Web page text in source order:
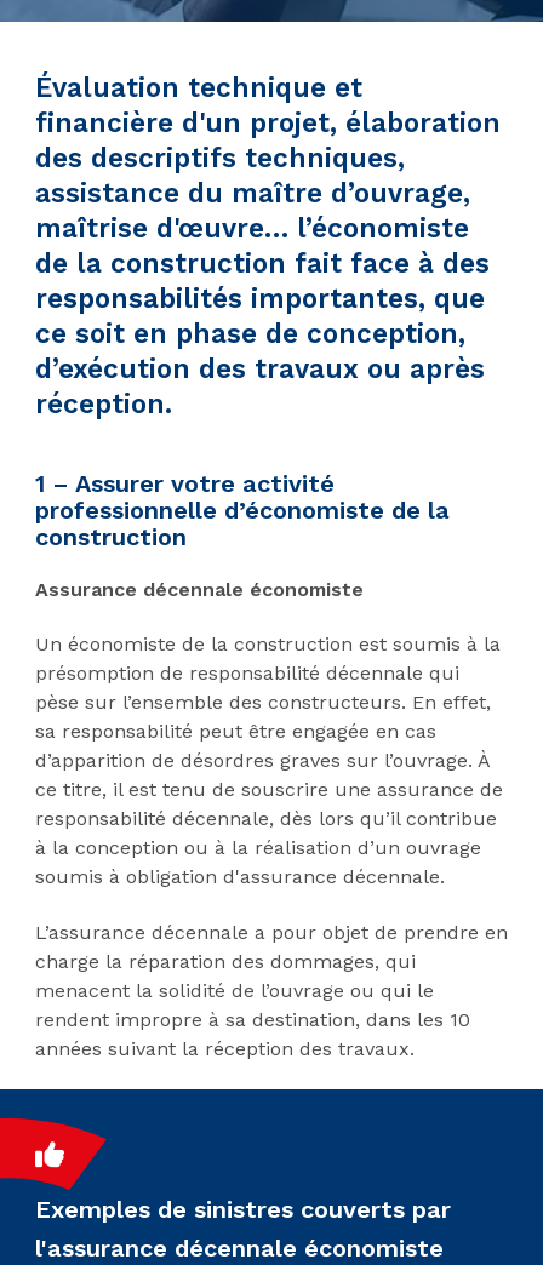
Évaluation technique et
financière d'un projet, élaboration
des descriptifs techniques,
assistance du maître d’ouvrage,
maîtrise d'œuvre… l’économiste
de la construction fait face à des
responsabilités importantes, que
ce soit en phase de conception,
d’exécution des travaux ou après
réception.
1 – Assurer votre activité
professionnelle d’économiste de la
construction
Assurance décennale économiste
Un économiste de la construction est soumis à la
présomption de responsabilité décennale qui
pèse sur l’ensemble des constructeurs. En effet,
sa responsabilité peut être engagée en cas
d’apparition de désordres graves sur l’ouvrage. À
ce titre, il est tenu de souscrire une assurance de
responsabilité décennale, dès lors qu’il contribue
à la conception ou à la réalisation d’un ouvrage
soumis à obligation d'assurance décennale.
L’assurance décennale a pour objet de prendre en
charge la réparation des dommages, qui
menacent la solidité de l’ouvrage ou qui le
rendent impropre à sa destination, dans les 10
années suivant la réception des travaux.
Exemples de sinistres couverts par
l'assurance décennale économiste